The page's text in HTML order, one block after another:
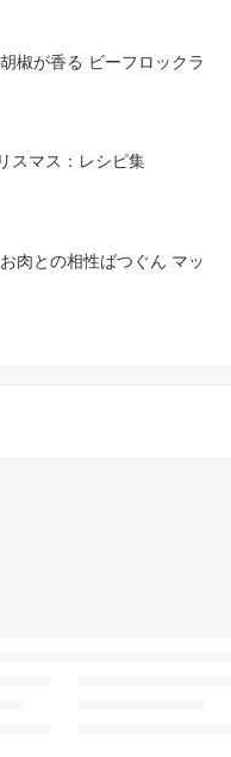
椒が香る ビーフロックラ
スマス：レシピ集
肉との相性ばつぐん マッ